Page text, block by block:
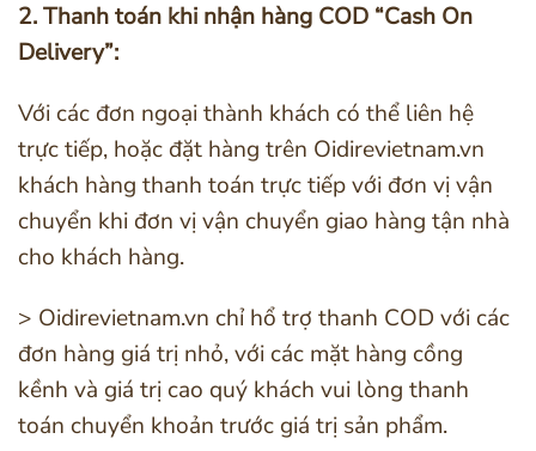
2. Thanh toán khi nhận hàng COD “Cash On
Delivery”:
Với các đơn ngoại thành khách có thể liên hệ
trực tiếp, hoặc đặt hàng trên Oidirevietnam.vn
khách hàng thanh toán trực tiếp với đơn vị vận
chuyển khi đơn vị vận chuyển giao hàng tận nhà
cho khách hàng.
> Oidirevietnam.vn chỉ hổ trợ thanh COD với các
đơn hàng giá trị nhỏ, với các mặt hàng cồng
kềnh và giá trị cao quý khách vui lòng thanh
toán chuyển khoản trước giá trị sản phẩm.